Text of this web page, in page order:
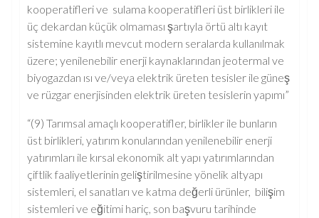
kooperatifleri ve sulama kooperatifleri üst birlikleri ile
üç dekardan küçük olmaması şartıyla örtü altı kayıt
sistemine kayıtlı mevcut modern seralarda kullanılmak
üzere; yenilenebilir enerji kaynaklarından jeotermal ve
biyogazdan ısı ve/veya elektrik üreten tesisler ile güneş
ve rüzgar enerjisinden elektrik üreten tesislerin yapımı”
“(9) Tarımsal amaçlı kooperatifler, birlikler ile bunların
üst birlikleri, yatırım konularından yenilenebilir enerji
yatırımları ile kırsal ekonomik alt yapı yatırımlarından
çiftlik faaliyetlerinin geliştirilmesine yönelik altyapı
sistemleri, el sanatları ve katma değerli ürünler, bilişim
sistemleri ve eğitimi hariç, son başvuru tarihinde